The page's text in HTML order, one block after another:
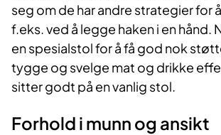
seg om de har andre strategier for
f.eks. ved å legge haken i en hånd.
en spesialstol for å få god nok
tygge og svelge mat og drikke
sitter godt på en vanlig stol.
Forhold i munn og ansikt